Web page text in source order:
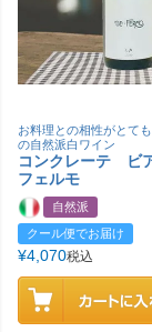
お料理との相性がとて
の自然派白ワイン
コンクレーテ ビ
フェルモ
自然派
クール便でお届け
¥4,070税込